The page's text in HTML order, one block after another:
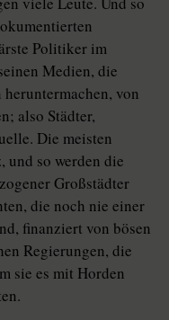
Politiker im
Medien, die
von
also Städter,
Die meisten
und so werden die
Großstädter
die noch nie einer
finanziert von bösen
Regierungen, die
sie es mit Horden